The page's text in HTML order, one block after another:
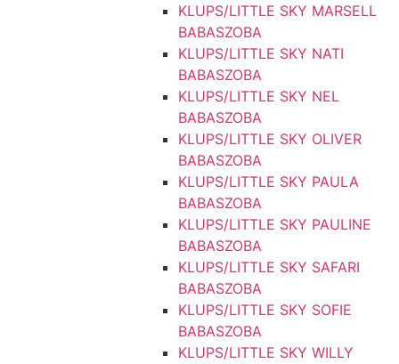
KLUPS/LITTLE SKY MARSELL
BABASZOBA
KLUPS/LITTLE SKY NATI
BABASZOBA
KLUPS/LITTLE SKY NEL
BABASZOBA
KLUPS/LITTLE SKY OLIVER
BABASZOBA
KLUPS/LITTLE SKY PAULA
BABASZOBA
KLUPS/LITTLE SKY PAULINE
BABASZOBA
KLUPS/LITTLE SKY SAFARI
BABASZOBA
KLUPS/LITTLE SKY SOFIE
BABASZOBA
KLUPS/LITTLE SKY WILLY